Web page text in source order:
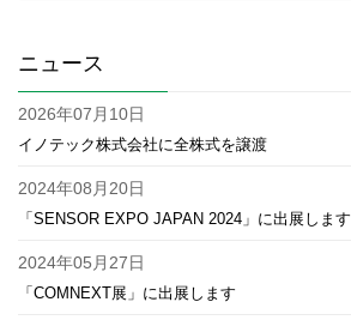
ニュース
2026年07月10日
イノテック株式会社に全株式を譲渡
2024年08月20日
「SENSOR EXPO JAPAN 2024」に出展します
2024年05月27日
「COMNEXT展」に出展します